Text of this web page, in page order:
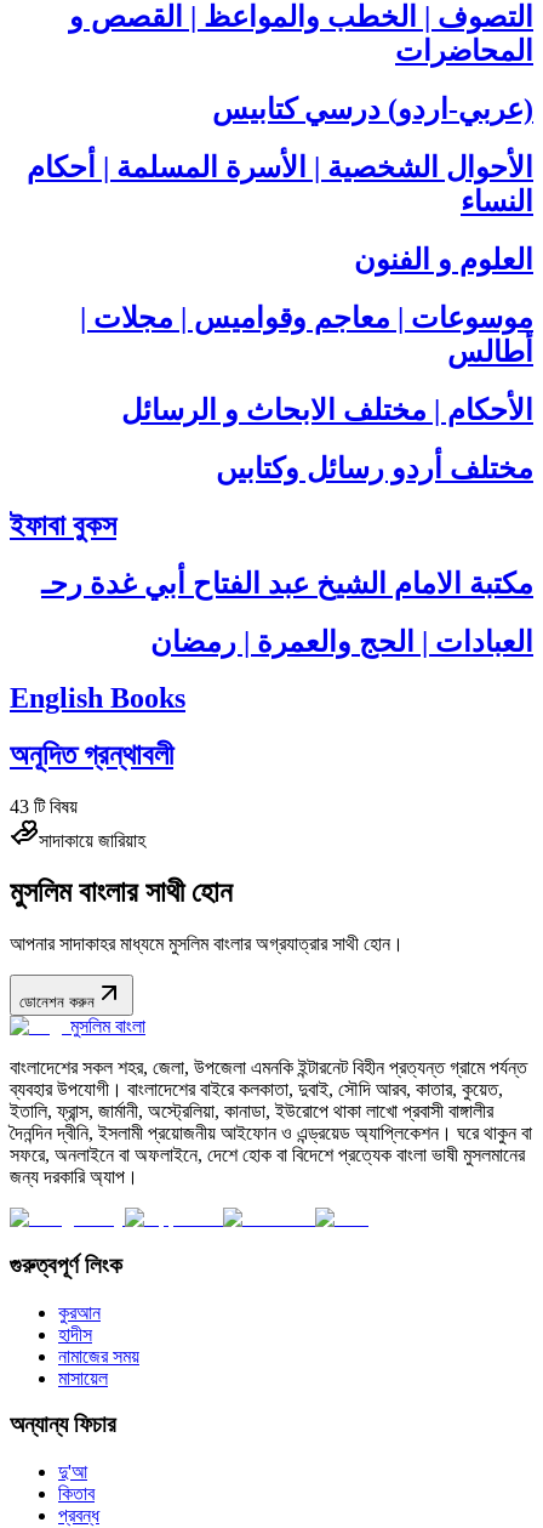
التصوف | الخطب والمواعظ | القصص و
المحاضرات
(عربي-اردو) درسي كتابيس
الأحوال الشخصية | الأسرة المسلمة | أحكام
النساء
العلوم و الفنون
موسوعات | معاجم وقواميس | مجلات |
أطالس
الأحكام | مختلف الابحاث و الرسائل
مختلف أردو رسائل وکتابیں
ইফাবা বুকস
مكتبة الامام الشيخ عبد الفتاح أبي غدة رحـ
العبادات | الحج والعمرة | رمضان
English Books
অনূদিত গ্রন্থাবলী
43 টি বিষয়
সাদাকায়ে জারিয়াহ
মুসলিম বাংলার সাথী হোন
আপনার সাদাকাহর মাধ্যমে মুসলিম বাংলার অগ্রযাত্রার সাথী হোন।
ডোনেশন করুন
মুসলিম বাংলা
বাংলাদেশের সকল শহর, জেলা, উপজেলা এমনকি ইন্টারনেট বিহীন প্রত্যন্ত গ্রামে পর্যন্ত
ব্যবহার উপযোগী। বাংলাদেশের বাইরে কলকাতা, দুবাই, সৌদি আরব, কাতার, কুয়েত,
ইতালি, ফ্রান্স, জার্মানী, অস্ট্রেলিয়া, কানাডা, ইউরোপে থাকা লাখো প্রবাসী বাঙ্গালীর
দৈনন্দিন দ্বীনি, ইসলামী প্রয়োজনীয় আইফোন ও এন্ড্রয়েড অ্যাপ্লিকেশন। ঘরে থাকুন বা
সফরে, অনলাইনে বা অফলাইনে, দেশে হোক বা বিদেশে প্রত্যেক বাংলা ভাষী মুসলমানের
জন্য দরকারি অ্যাপ।
গুরুত্বপূর্ণ লিংক
কুরআন
হাদীস
নামাজের সময়
মাসায়েল
অন্যান্য ফিচার
দু'আ
কিতাব
প্রবন্ধ